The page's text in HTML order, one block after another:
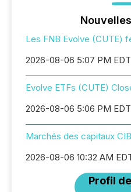
Les FNB Evolve (CUTE)
2026-08-06 5:07 PM EDT
Evolve ETFs (CUTE)
2026-08-06 5:06 PM EDT
Marchés des capitaux
2026-08-06 10:32 AM
Profil